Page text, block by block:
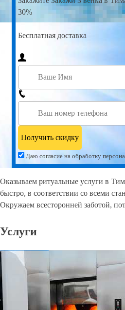
30%
Бесплатная доставка
Даю согласие на обработку
Оказываем ритуальные услуги в
быстро, в соответствии со всеми
Окружаем всесторонней заботой,
Услуги